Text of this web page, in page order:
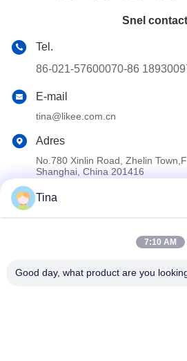
Snel contact
Tel.
86-021-57600070-86
E-mail
tina@likee.com.cn
Adres
No.780 Xinlin Road, Zhelin
Shanghai, China 201416
Privacybeleid|
De Goede Kwaliteit van China De
2026 SHANGHAI LIKEE MACHINERY
Tina
7:10 AM
Good day, what product are you